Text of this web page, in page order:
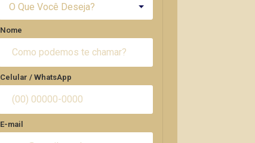
O Que Você Deseja?
Nome
Celular / WhatsApp
E-mail